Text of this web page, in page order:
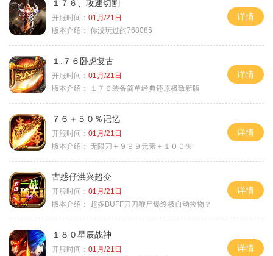
１７６、攻速切割
开服时间： 01月/21日
版本介绍： 你没玩过的768085
详情
１.７６卧虎复古
开服时间： 01月/21日
版本介绍：
１７６装备简单经典还原极致新版
详情
７６＋５０％记忆
开服时间： 01月/21日
版本介绍： 无限刀＋９９９元素＋１００％
详情
古惑仔洪兴超变
开服时间： 01月/21日
版本介绍：
超多BUFF刀刀鞭尸爆终极自动捡物？
详情
１８０星辰战神
开服时间： 01月/21日
详情